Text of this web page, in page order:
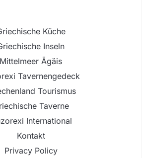
Küche
Inseln
Mittelmeer Ägäis
Tavernengedeck
Tourismus
Taverne
International
Kontakt
Privacy Policy